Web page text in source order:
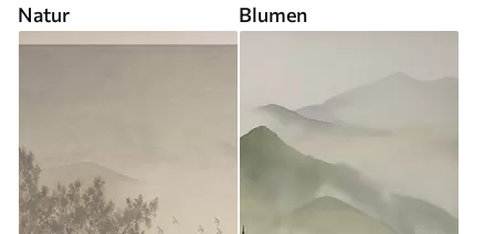
Natur Blumen